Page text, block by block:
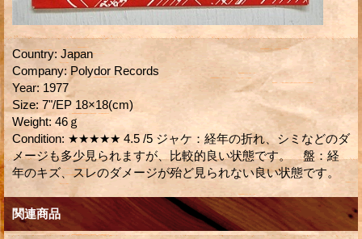
Country: Japan
Company: Polydor Records
Year: 1977
Size: 7"/EP 18×18(cm)
Weight: 46ｇ
Condition: ★★★★★ 4.5 /5 ジャケ：経年の折れ、シミなどのダ
メージも多少見られますが、比較的良い状態です。 盤：経
年のキズ、スレのダメージが殆ど見られない良い状態です。
関連商品